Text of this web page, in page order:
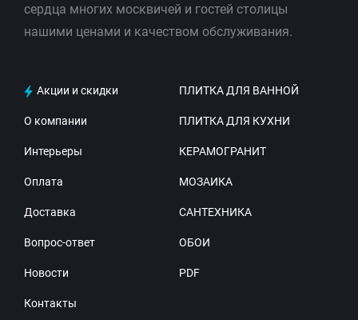
сердца многих москвичей и гостей столицы
нашими ценами и качеством обслуживания.
Акции и скидки
О компании
Интерьеры
Оплата
Доставка
Вопрос-ответ
Новости
Контакты
ПЛИТКА ДЛЯ ВАННОЙ
ПЛИТКА ДЛЯ КУХНИ
КЕРАМОГРАНИТ
МОЗАИКА
САНТЕХНИКА
ОБОИ
PDF